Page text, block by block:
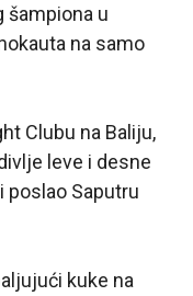
šampiona u
na samo
Clubu na Baliju,
leve i desne
poslao Saputru
kuke na